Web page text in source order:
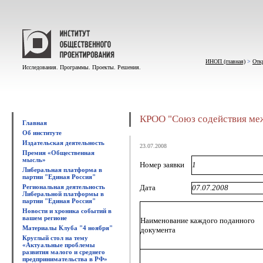
Исследования. Программы. Проекты. Решения.
ИНОП (главная) >
Главная
Об институте
Издательская деятельность
Премия «Общественная
мысль»
Либеральная платформа в
партии "Единая Россия"
Региональная деятельность
Либеральной платформы в
партии "Единая Россия"
Новости и хроника событий в
вашем регионе
Материалы Клуба "4 ноября"
Круглый стол на тему
«Актуальные проблемы
развития малого и среднего
предпринимательства в РФ»
КРОО "Союз содействия
23.07.2008
Номер заявки 1
Дата 07.07.2008
Наименование каждого поданного
документа